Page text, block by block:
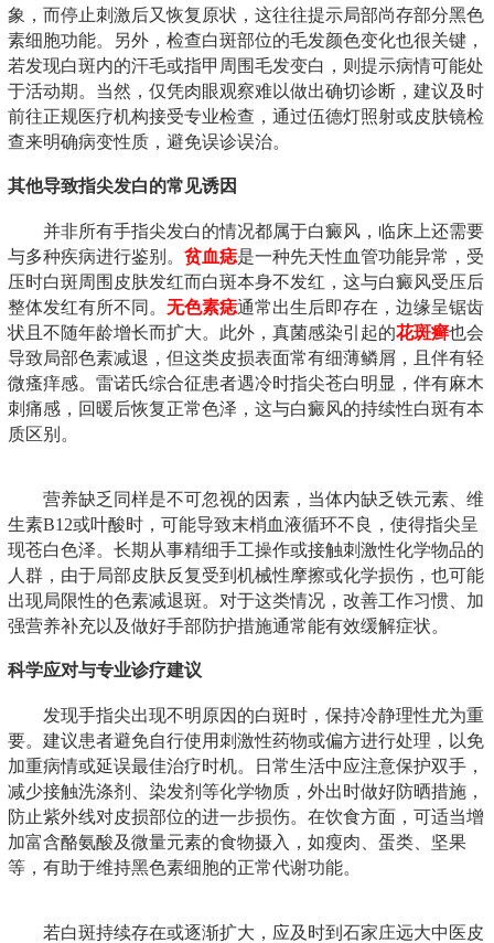
象，而停止刺激后又恢复原状，这往往提示局部尚存部分黑色
素细胞功能。另外，检查白斑部位的毛发颜色变化也很关键，
若发现白斑内的汗毛或指甲周围毛发变白，则提示病情可能处
于活动期。当然，仅凭肉眼观察难以做出确切诊断，建议及时
前往正规医疗机构接受专业检查，通过伍德灯照射或皮肤镜检
查来明确病变性质，避免误诊误治。
其他导致指尖发白的常见诱因
并非所有手指尖发白的情况都属于白癜风，临床上还需要
与多种疾病进行鉴别。 贫血痣是一种先天性血管功能异常，受
压时白斑周围皮肤发红而白斑本身不发红，这与白癜风受压后
整体发红有所不同。 无色素痣通常出生后即存在，边缘呈锯齿
状且不随年龄增长而扩大。此外，真菌感染引起的花斑癣也会
导致局部色素减退，但这类皮损表面常有细薄鳞屑，且伴有轻
微瘙痒感。雷诺氏综合征患者遇冷时指尖苍白明显，伴有麻木
刺痛感，回暖后恢复正常色泽，这与白癜风的持续性白斑有本
质区别。
营养缺乏同样是不可忽视的因素，当体内缺乏铁元素、维
生素B12或叶酸时，可能导致末梢血液循环不良，使得指尖呈
现苍白色泽。长期从事精细手工操作或接触刺激性化学物品的
人群，由于局部皮肤反复受到机械性摩擦或化学损伤，也可能
出现局限性的色素减退斑。对于这类情况，改善工作习惯、加
强营养补充以及做好手部防护措施通常能有效缓解症状。
科学应对与专业诊疗建议
发现手指尖出现不明原因的白斑时，保持冷静理性尤为重
要。建议患者避免自行使用刺激性药物或偏方进行处理，以免
加重病情或延误最佳治疗时机。日常生活中应注意保护双手，
减少接触洗涤剂、染发剂等化学物质，外出时做好防晒措施，
防止紫外线对皮损部位的进一步损伤。在饮食方面，可适当增
加富含酪氨酸及微量元素的食物摄入，如瘦肉、蛋类、坚果
等，有助于维持黑色素细胞的正常代谢功能。
若白斑持续存在或逐渐扩大，应及时到石家庄远大中医皮